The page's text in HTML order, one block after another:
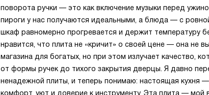
поворота ручки — это как включение музыки перед
пироги у нас получаются идеальными, а блюда — с
шкаф равномерно прогревается и держит температуру
нравится, что плита не «кричит» о своей цене — она не
магазина для богатых, но при этом излучает качество,
от формы ручек до тихого закрытия дверцы. Я давно
ненадежной плиты, и теперь понимаю: настоящая кухня
комфорт, уют и доверие к инструменту. Эта плита — мой